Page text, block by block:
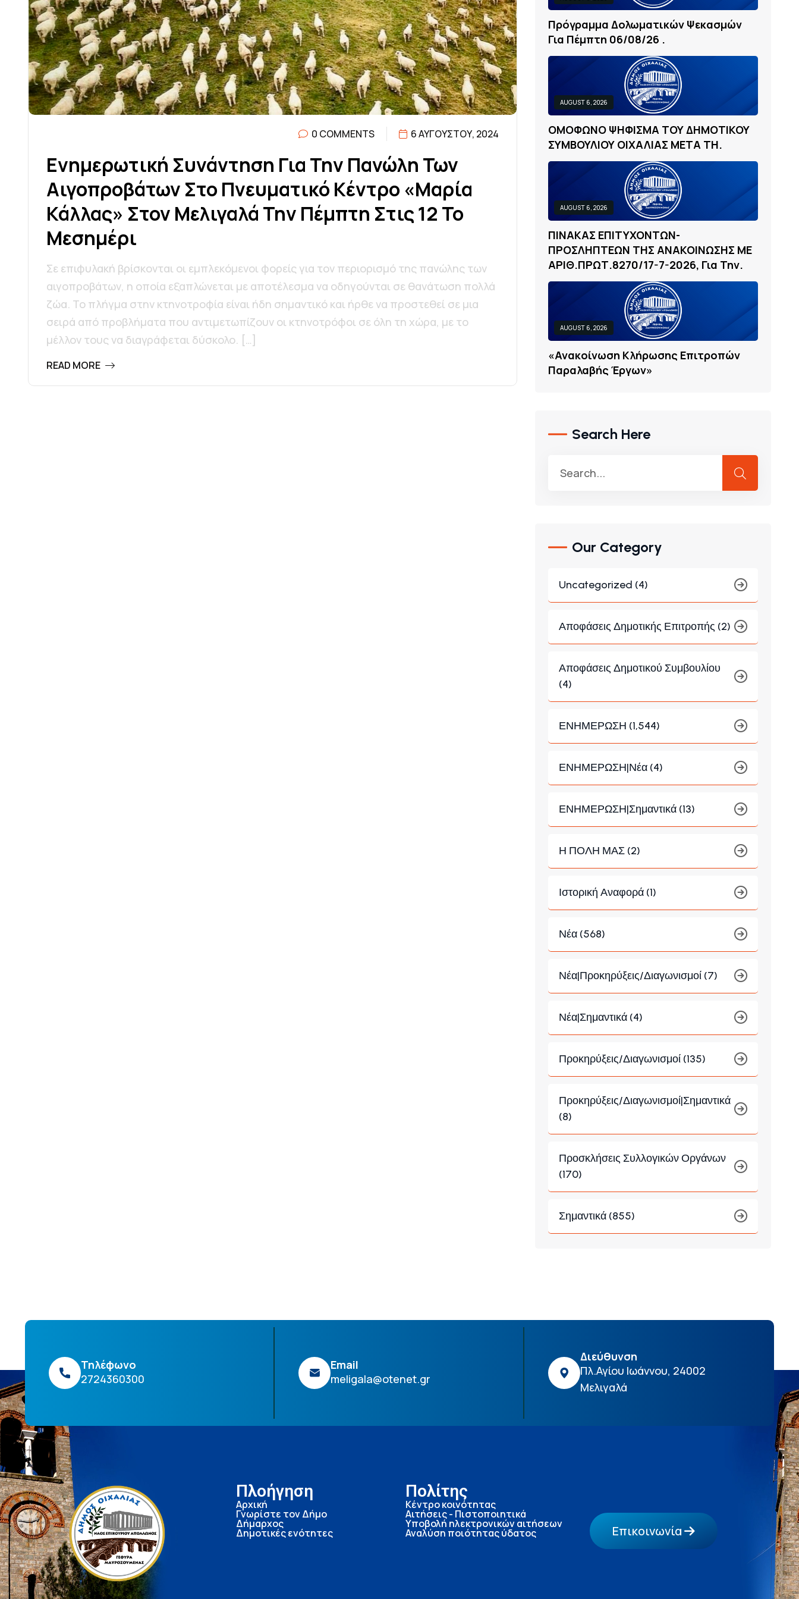
0 COMMENTS 6 ΑΥΓΟΎΣΤΟΥ, 2024
ΕΝΗΜΕΡΩΤΙΚΉ ΣΥΝΆΝΤΗΣΗ ΓΙΑ ΤΗΝ ΠΑΝΏΛΗ ΤΩΝ
ΑΙΓΟΠΡΟΒΆΤΩΝ ΣΤΟ ΠΝΕΥΜΑΤΙΚΌ ΚΈΝΤΡΟ «ΜΑΡΊΑ
ΚΆΛΛΑΣ» ΣΤΟΝ ΜΕΛΙΓΑΛΆ ΤΗΝ ΠΈΜΠΤΗ ΣΤΙΣ12 ΤΟ
ΜΕΣΗΜΈΡΙ
Σε επιφυλακή βρίσκονται οι εμπλεκόμενοι φορείς για τον περιορισμό της πανώλης των
αιγοπροβάτων, η οποία εξαπλώνεται με αποτέλεσμα να οδηγούνται σε θανάτωση πολλά
ζώα. Το πλήγμα στην κτηνοτροφία είναι ήδη σημαντικό και ήρθε να προστεθεί σε μια
σειρά από προβλήματα που αντιμετωπίζουν οι κτηνοτρόφοι σε όλη τη χώρα, με το
μέλλον τους να διαγράφεται δύσκολο. […]
READ MORE
ΠΡΌΓΡΑΜΜΑ ΔΟΛΩΜΑΤΙΚΏΝ ΨΕΚΑΣΜΏΝ
ΓΙΑ ΠΈΜΠΤΗ 06/08/26 .
AUGUST 6, 2026
ΟΜΟΦΩΝΟ ΨΗΦΙΣΜΑ ΤΟΥΔΗΜΟΤΙΚΟΥ
ΣΥΜΒΟΥΛΙΟΥ ΟΙΧΑΛΙΑΣ ΜΕΤΑ ΤΗ.
AUGUST 6, 2026
ΠΙΝΑΚΑΣ ΕΠΙΤΥΧΟΝΤΩΝ-
ΠΡΟΣΛΗΠΤΕΩΝ ΤΗΣ ΑΝΑΚΟΙΝΩΣΗΣ ΜΕ
ΑΡΙΘ.ΠΡΩΤ.8270/17-7-2026, ΓΙΑ ΤΗΝ.
AUGUST 6, 2026
«ΑΝΑΚΟΊΝΩΣΗ ΚΛΉΡΩΣΗΣ ΕΠΙΤΡΟΠΏΝ
ΠΑΡΑΛΑΒΉΣ ΈΡΓΩΝ»
Search Here
Our Category
Uncategorized (4)
Αποφάσεις Δημοτικής Επιτροπής (2)
Αποφάσεις Δημοτικού Συμβουλίου
(4)
ΕΝΗΜΕΡΩΣΗ (1,544)
ΕΝΗΜΕΡΩΣΗ|Νέα (4)
ΕΝΗΜΕΡΩΣΗ|Σημαντικά (13)
Η ΠΟΛΗ ΜΑΣ (2)
Ιστορική Αναφορά (1)
Νέα (568)
Νέα|Προκηρύξεις/Διαγωνισμοί (7)
Νέα|Σημαντικά (4)
Προκηρύξεις/Διαγωνισμοί (135)
Προκηρύξεις/Διαγωνισμοί|Σημαντικά
(8)
Προσκλήσεις Συλλογικών Οργάνων
(170)
Σημαντικά (855)
Τηλέφωνο
2724360300
Email
meligala@otenet.gr
Διεύθυνση
Πλ.Αγίου Ιωάννου, 24002
Μελιγαλά
Πλοήγηση
Αρχική
Γνωρίστε τον Δήμο
Δήμαρχος
Δημοτικές ενότητες
Πολίτης
Κέντρο κοινότητας
Αιτήσεις - Πιστοποιητικά
Υποβολή ηλεκτρονικών αιτήσεων
Αναλύση ποιότητας ύδατος Επικοινωνία